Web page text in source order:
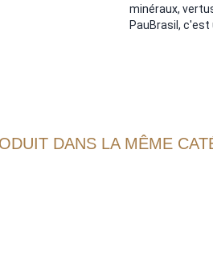
minéraux,
PauBrasil, c'est
DANS LA MÊME